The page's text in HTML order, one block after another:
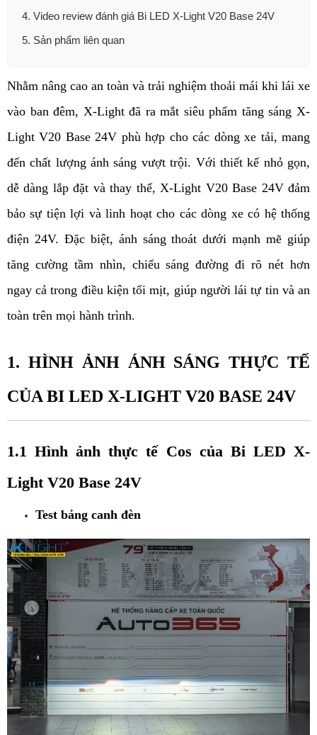
4. Video review đánh giá Bi LED X-Light V20 Base 24V
5. Sản phẩm liên quan
Nhằm nâng cao an toàn và trải nghiệm thoải mái khi lái xe
vào ban đêm, X-Light đã ra mắt siêu phẩm tăng sáng X-
Light V20 Base 24V phù hợp cho các dòng xe tải, mang
đến chất lượng ánh sáng vượt trội. Với thiết kế nhỏ gọn,
dễ dàng lắp đặt và thay thế, X-Light V20 Base 24V đảm
bảo sự tiện lợi và linh hoạt cho các dòng xe có hệ thống
điện 24V. Đặc biệt, ánh sáng thoát dưới mạnh mẽ giúp
tăng cường tầm nhìn, chiếu sáng đường đi rõ nét hơn
ngay cả trong điều kiện tối mịt, giúp người lái tự tin và an
toàn trên mọi hành trình.
1. HÌNH ẢNH ÁNH SÁNG THỰC TẾ
CỦA BI LED X-LIGHT V20 BASE 24V
1.1 Hình ảnh thực tế Cos của Bi LED X-
Light V20 Base 24V
Test bảng canh đèn